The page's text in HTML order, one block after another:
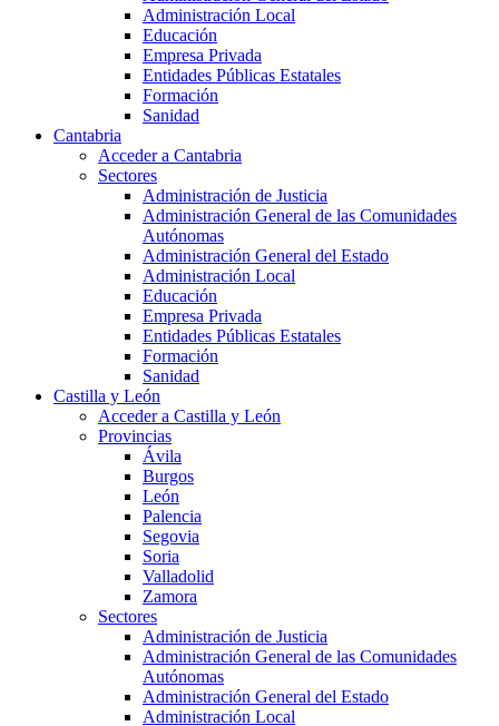
Administración Local
Educación
Empresa Privada
Entidades Públicas Estatales
Formación
Sanidad
Cantabria
Acceder a Cantabria
Sectores
Administración de Justicia
Administración General de las Comunidades
Autónomas
Administración General del Estado
Administración Local
Educación
Empresa Privada
Entidades Públicas Estatales
Formación
Sanidad
Castilla y León
Acceder a Castilla y León
Provincias
Ávila
Burgos
León
Palencia
Segovia
Soria
Valladolid
Zamora
Sectores
Administración de Justicia
Administración General de las Comunidades
Autónomas
Administración General del Estado
Administración Local